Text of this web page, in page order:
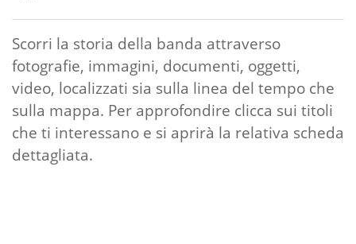
Scorri la storia della banda attraverso
fotografie, immagini, documenti, oggetti,
video, localizzati sia sulla linea del tempo che
sulla mappa. Per approfondire clicca sui titoli
che ti interessano e si aprirà la relativa scheda
dettagliata.